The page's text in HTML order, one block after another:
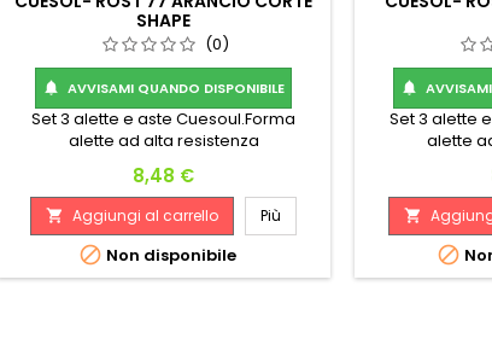
SHAPE
(0)
 AVVISAMI QUANDO DISPONIBILE
Set 3 alette e aste Cuesoul.Forma
alette ad alta resistenza
Prezzo
8,48 €
 Aggiungi al carrello Più
 Non disponibile

Set 3 alette
alette

